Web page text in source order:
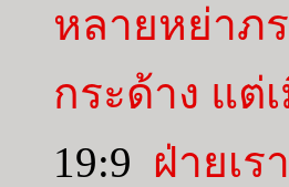
หลายหย่าภ
กระด้าง แต่
19:9 ฝ่ายเ